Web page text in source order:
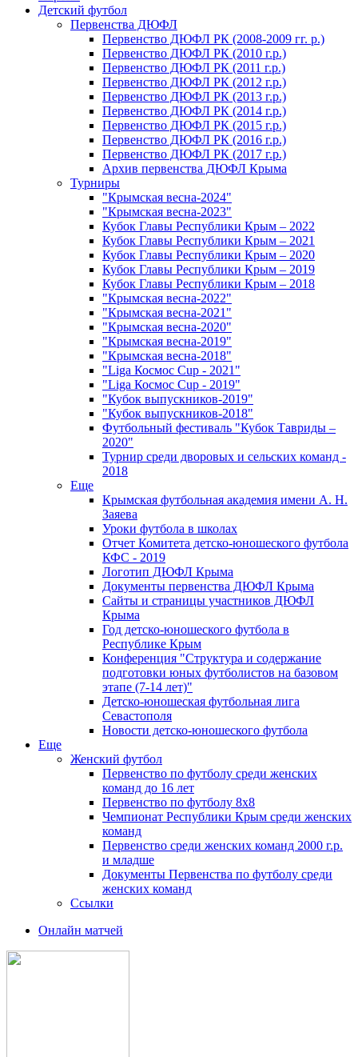
Детский футбол
Первенства ДЮФЛ
Первенство ДЮФЛ РК (2008-2009 гг. р.)
Первенство ДЮФЛ РК (2010 г.р.)
Первенство ДЮФЛ РК (2011 г.р.)
Первенство ДЮФЛ РК (2012 г.р.)
Первенство ДЮФЛ РК (2013 г.р.)
Первенство ДЮФЛ РК (2014 г.р.)
Первенство ДЮФЛ РК (2015 г.р.)
Первенство ДЮФЛ РК (2016 г.р.)
Первенство ДЮФЛ РК (2017 г.р.)
Архив первенства ДЮФЛ Крыма
Турниры
"Крымская весна-2024"
"Крымская весна-2023"
Кубок Главы Республики Крым – 2022
Кубок Главы Республики Крым – 2021
Кубок Главы Республики Крым – 2020
Кубок Главы Республики Крым – 2019
Кубок Главы Республики Крым – 2018
"Крымская весна-2022"
"Крымская весна-2021"
"Крымская весна-2020"
"Крымская весна-2019"
"Крымская весна-2018"
"Liga Космос Cup - 2021"
"Liga Космос Cup - 2019"
"Кубок выпускников-2019"
"Кубок выпускников-2018"
Футбольный фестиваль "Кубок Тавриды –
2020"
Турнир среди дворовых и сельских команд -
2018
Еще
Крымская футбольная академия имени А. Н.
Заяева
Уроки футбола в школах
Отчет Комитета детско-юношеского футбола
КФС - 2019
Логотип ДЮФЛ Крыма
Документы первенства ДЮФЛ Крыма
Сайты и страницы участников ДЮФЛ
Крыма
Год детско-юношеского футбола в
Республике Крым
Конференция "Структура и содержание
подготовки юных футболистов на базовом
этапе (7-14 лет)"
Детско-юношеская футбольная лига
Севастополя
Новости детско-юношеского футбола
Еще
Женский футбол
Первенство по футболу среди женских
команд до 16 лет
Первенство по футболу 8х8
Чемпионат Республики Крым среди женских
команд
Первенство среди женских команд 2000 г.р.
и младше
Документы Первенства по футболу среди
женских команд
Ссылки
Онлайн матчей